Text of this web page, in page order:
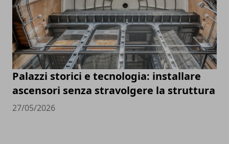
Palazzi storici e tecnologia: installare
ascensori senza stravolgere la struttura
27/05/2026